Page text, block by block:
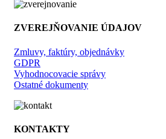
ZVEREJŇOVANIE ÚDAJOV
Zmluvy, faktúry, objednávky
GDPR
Vyhodnocovacie správy
Ostatné dokumenty
KONTAKTY